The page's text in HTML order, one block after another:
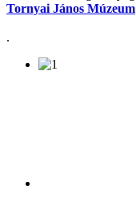
Tornyai János Múzeum
.